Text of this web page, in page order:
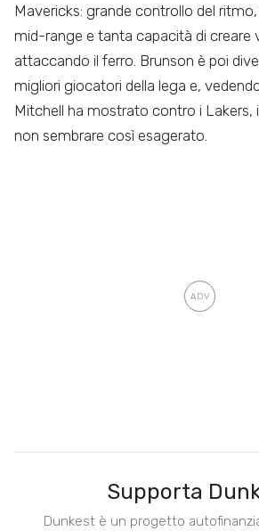
Mavericks: grande controllo del
mid-range e tanta capacità di creare
attaccando il ferro. Brunson è poi
migliori giocatori della lega e,
Mitchell ha mostrato contro i Lakers,
non sembrare così esagerato.
Supporta
Dunkest è un progetto